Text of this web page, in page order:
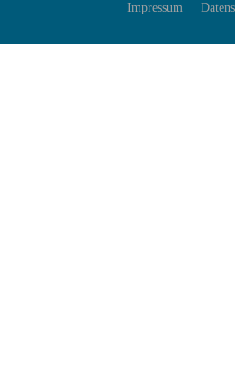
Impressum